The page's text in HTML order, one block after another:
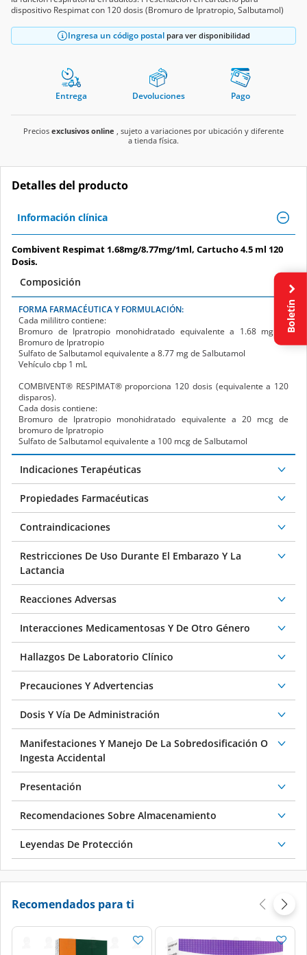
Ingresa un código postal
Entrega Devoluciones Pago
Preciosexclusivos online, sujeto a variaciones por ubicación y diferente
Detalles del producto
Combivent Respimat 1.68mg/8.77mg/1ml, Cartucho 4.5 ml 120
Dosis.
Composición
Cada mililitro contiene:
Bromuro de Ipratropio monohidratado equivalente a 1.68 mg de
Bromuro de Ipratropio
Sulfato de Salbutamol equivalente a 8.77 mg de Salbutamol
Vehículo cbp 1 mL
COMBIVENT® RESPIMAT
disparos).
Cada dosis contiene:
Bromuro de Ipratropio monohidratado equivalente a 20 mcg de
bromuro de Ipratropio
Sulfato de Salbutamol equivalente a 100 mcg de Salbutamol
Indicaciones Terapéuticas
Propiedades Farmacéuticas
Contraindicaciones
Restricciones De Uso Durante El Embarazo Y La
Lactancia
Reacciones Adversas
Interacciones Medicamentosas Y De Otro Género
Hallazgos De Laboratorio Clínico
Precauciones Y Advertencias
Dosis Y Vía De Administración
Manifestaciones Y Manejo De La Sobredosificación O
Ingesta Accidental
Presentación
Recomendaciones Sobre Almacenamiento
Leyendas De Protección
Boletín